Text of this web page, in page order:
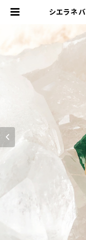
シエラネ
界で1つ
プ】 | ア
ュエリ